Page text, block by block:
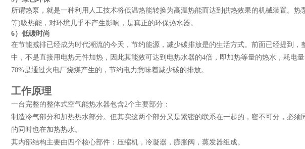
所谓热泵，就是一种利用人工技术将低温热能转换为高温热能而达到供热效果的机械装置。热
等)吸热能，对环境几乎不产生影响，是真正的环保热水器。
6） 低碳时尚
在节能减排已经成为时代潮流的今天，节约能源，减少碳排放是的生活方式。前面已经提到
中，不是直接用电热元件加热，因此其能效可达到电热水器的4倍，即加热等量的热水，耗电
70%是通过火电厂烧煤产生的，节约电力意味着减少碳的排放。
工作原理
一台完整的整体式空气能热水器包含2个主要部分：
制造冷气部分和加热热水部分。但其实这两个部分又是紧密的联系在一起的，密不可分，必
的同时也在加热热水。
其内部结构主要由四个核心部件：压缩机，冷凝器，膨胀阀，蒸发器组成。